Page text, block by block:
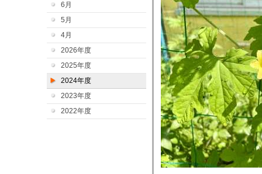
6月
5月
4月
2026年度
2025年度
2024年度
2023年度
2022年度